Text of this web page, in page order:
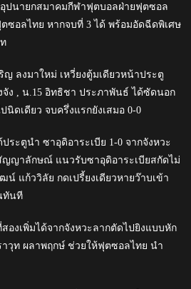
ปนายกสมาคมกีฬาฟุตบอลฝ่ายฟุตซอล
อลไทย หากจบที่ 3 ได้ พร้อมอัดฉีดพิเศษ
ลงมาใหม่ เหวี่ยงตู้มเดียวหน้าประตู
ง , น.15 อิทธิชา ประภาพันธ์ ได้ซัดนอก
ดเดียว จบครึ่งแรกยังเสมอ 0-0
ระตูนำ ซาอุดิอาระเบีย 1-0 จากจังหวะ
ญาลักษณ์ แนวรับซาอุดิอาระเบียสกัดไม่
แก้ววิลัย กดเปรี้ยงเดียวหายว๊าบเข้า
ทันที
องเพิ่มได้จากจังหวะลากตัดไปยิงแบบหัก
วุท ผลาพฤกษ์ ช่วยให้ฟุตซอลไทย นำ